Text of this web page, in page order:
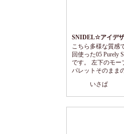
SNIDEL☆アイデ
こちら多様な質感
回使った05 Purely
です。 左下のモー
パレットそのまま
感違うパール感
まで絶妙な演出
目元を明るく見せ
いさぱ